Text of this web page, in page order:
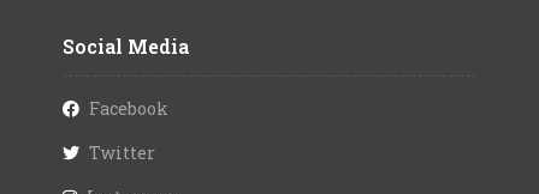
Social Media
Facebook
Twitter